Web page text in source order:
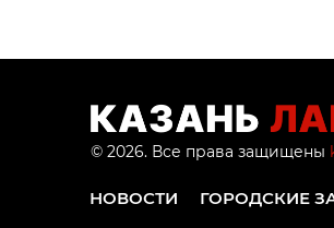
© 2026. Все права защищены
НОВОСТИ
ГОРОДСКИЕ